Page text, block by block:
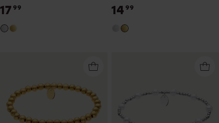
17 99
Damen
14 99